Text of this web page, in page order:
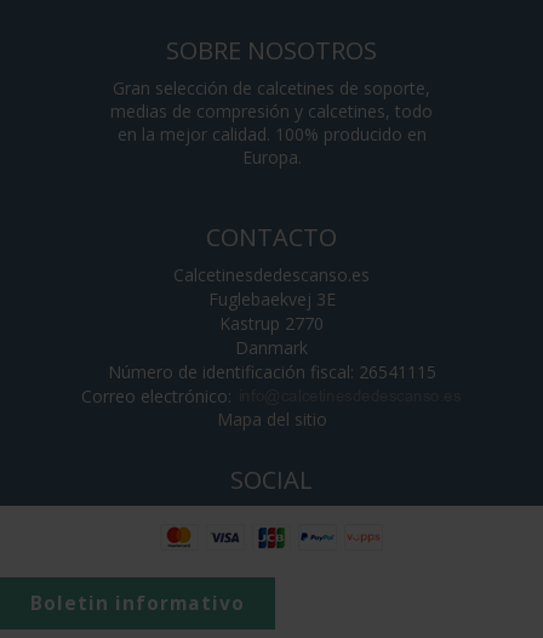
Boletin informativo
SOBRE NOSOTROS
Gran selección de calcetines de soporte,
medias de compresión y calcetines, todo
en la mejor calidad. 100% producido en
Europa.
CONTACTO
Calcetinesdedescanso.es
Fuglebaekvej 3E
Kastrup 2770
Danmark
Número de identificación fiscal: 26541115
Correo electrónico:
Mapa del sitio
SOCIAL